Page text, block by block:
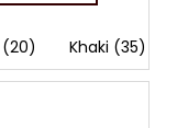
modrá (58)Khaki (35)